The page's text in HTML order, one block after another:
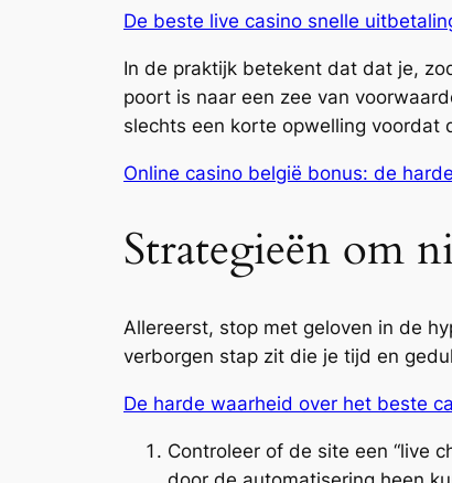
De beste live casino snelle
In de praktijk betekent dat dat je,
poort is naar een zee van
slechts een korte opwelling voordat
Online casino belgië bonus: de
Strategieën om
Allereerst, stop met geloven in de
verborgen stap zit die je tijd en
De harde waarheid over het beste
Controleer of de site een “live